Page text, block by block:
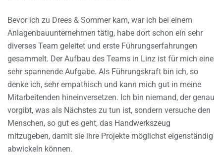
Bevor ich zu Drees & Sommer kam, war ich bei einem
Anlagenbauunternehmen tätig, habe dort schon ein sehr
diverses Team geleitet und erste Führungserfahrungen
gesammelt. Der Aufbau des Teams in Linz ist für mich eine
sehr spannende Aufgabe. Als Führungskraft bin ich, so
denke ich, sehr empathisch und kann mich gut in meine
Mitarbeitenden hineinversetzen. Ich bin niemand, der genau
vorgibt, was als Nächstes zu tun ist, sondern versuche den
Menschen, so gut es geht, das Handwerkszeug
mitzugeben, damit sie ihre Projekte möglichst eigenständig
abwickeln können.